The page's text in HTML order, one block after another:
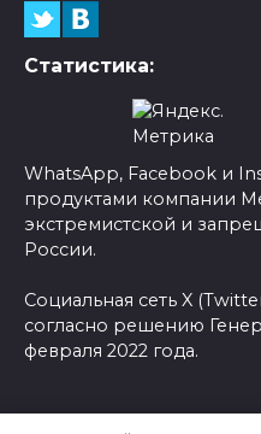
Статистика:
WhatsApp, Facebook и
продуктами компании
экстремистской и
России.
Социальная сеть X
согласно решению
февраля 2022 года.